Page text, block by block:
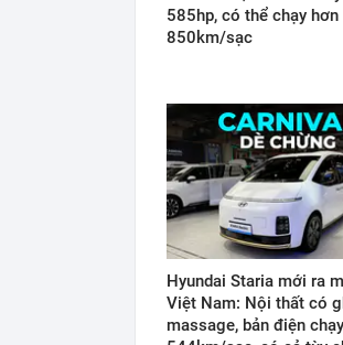
585hp, có thể chạy hơn
850km/sạc
Hyundai Staria mới ra
Việt Nam: Nội thất có
massage, bản điện chạy